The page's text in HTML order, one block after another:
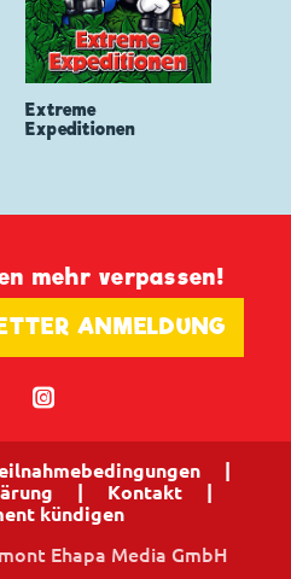
Extreme
Expeditionen
mehr verpassen!
ANMELDUNG
📷
Kontakt
kündigen
Ehapa Media GmbH